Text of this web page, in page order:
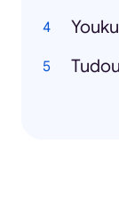
Youku
Tudou